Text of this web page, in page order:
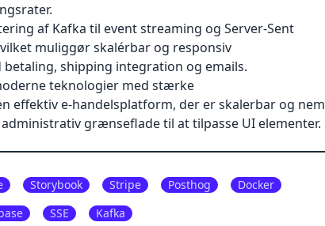
af Kafka til event streaming og Server-Sent
muliggør skalérbar og responsiv
shipping integration og emails.
teknologier med stærke
effektiv e-handelsplatform, der er skalerbar og nem
grænseflade til at tilpasse UI elementer.
Storybook Stripe Posthog
Docker
SSE Kafka